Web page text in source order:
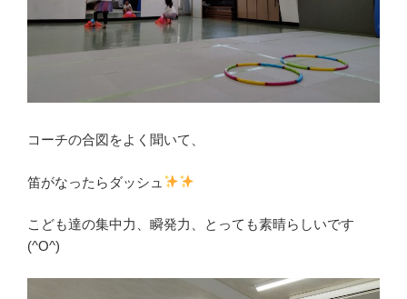
コーチの合図をよく聞いて、
笛がなったらダッシュ
こども達の集中力、瞬発力、とっても素晴らしいです
(^O^)